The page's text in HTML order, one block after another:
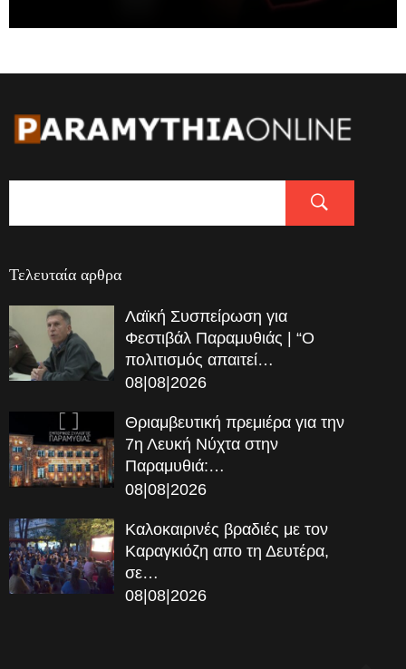
Τελευταία αρθρα
Λαϊκή Συσπείρωση για
Φεστιβάλ Παραμυθιάς | “Ο
πολιτισμός απαιτεί…
08|08|2026
Θριαμβευτική πρεμιέρα για την
7η Λευκή Νύχτα στην
Παραμυθιά:…
08|08|2026
Καλοκαιρινές βραδιές με τον
Καραγκιόζη απο τη Δευτέρα,
σε…
08|08|2026